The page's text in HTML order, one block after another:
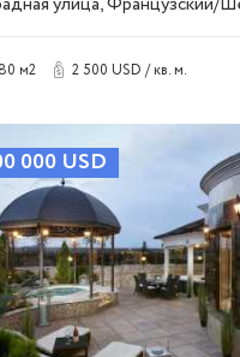
м2 2 500 USD / кв. м.
000 USD